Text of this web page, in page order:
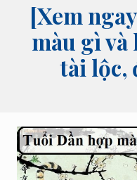
[Xem
màu gì
tài lộc,